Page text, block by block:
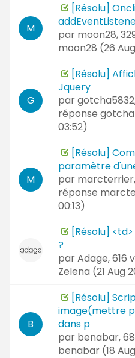
M
[Résolu]
par moon28,
moon28 (26
G
[Résolu]
Jquery
pargotcha5832
réponse
03:52)
M
[Résolu]
paramètre
par marcterrier
réponse
00:13)
[Résolu]
?
parAdage, 616
Zelena (21 Aug
B
[Résolu]
image(mettre
dans p
par benabar,
benabar (18